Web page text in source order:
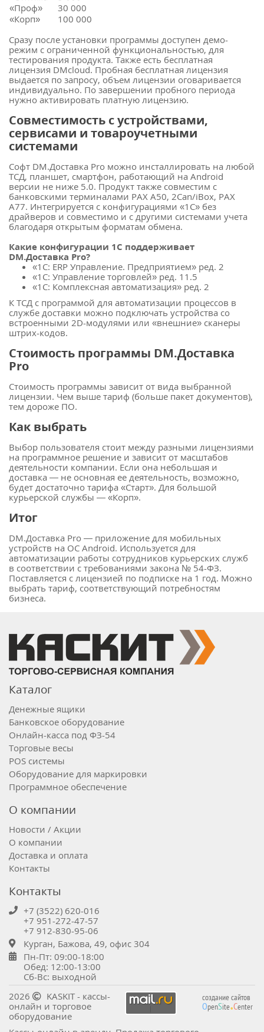
«Проф»
30 000
«Корп»
100 000
Сразу после установки программы доступен демо-
режим с ограниченной функциональностью, для
тестирования продукта. Также есть бесплатная
лицензия DMcloud. Пробная бесплатная лицензия
выдается по запросу, объем лицензии оговаривается
индивидуально. По завершении пробного периода
нужно активировать платную лицензию.
Совместимость с устройствами,
сервисами и товароучетными
системами
Софт DM.Доставка Pro можно инсталлировать на любой
ТСД, планшет, смартфон, работающий на Android
версии не ниже 5.0. Продукт также совместим с
банковскими терминалами PAX A50, 2Can/iBox, PAX
A77. Интегрируется с конфигурациями «1С» без
драйверов и совместимо и с другими системами учета
благодаря открытым форматам обмена.
Какие конфигурации 1С поддерживает
DM.Доставка Pro?
«1С: ERP Управление. Предприятием» ред. 2
«1С: Управление торговлей» ред. 11.5
«1С: Комплексная автоматизация» ред. 2
К ТСД с программой для автоматизации процессов в
службе доставки можно подключать устройства со
встроенными 2D-модулями или «внешние» сканеры
штрих-кодов.
Стоимость программы DM.Доставка
Pro
Стоимость программы зависит от вида выбранной
лицензии. Чем выше тариф (больше пакет документов),
тем дороже ПО.
Как выбрать
Выбор пользователя стоит между разными лицензиями
на программное решение и зависит от масштабов
деятельности компании. Если она небольшая и
доставка — не основная ее деятельность, возможно,
будет достаточно тарифа «Старт». Для большой
курьерской службы — «Корп».
Итог
DM.Доставка Pro — приложение для мобильных
устройств на ОС Android. Используется для
автоматизации работы сотрудников курьерских служб
в соответствии с требованиями закона № 54-ФЗ.
Поставляется с лицензией по подписке на 1 год. Можно
выбрать тариф, соответствующий потребностям
бизнеса.
Каталог
Денежные ящики
Банковское оборудование
Онлайн-касса под ФЗ-54
Торговые весы
POS системы
Оборудование для маркировки
Программное обеспечение
О компании
Новости / Акции
О компании
Доставка и оплата
Контакты
Контакты
+7 (3522) 620-016
+7 951-272-47-57
+7 912-830-95-06
Курган, Бажова, 49, офис 304
Пн-Пт: 09:00-18:00
Обед: 12:00-13:00
Сб-Вс: выходной
создание сайтов
OpenSite.Center
2026
KASKIT - кассы-
онлайн и торговое
оборудование